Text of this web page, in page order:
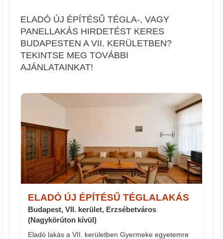
ELADÓ ÚJ ÉPÍTÉSŰ TÉGLA-, VAGY
PANELLAKÁS HIRDETÉST KERES
BUDAPESTEN A VII. KERÜLETBEN?
TEKINTSE MEG TOVÁBBI
AJÁNLATAINKAT!
ELADÓ ÚJ ÉPÍTÉSŰ TÉGLALAKÁS
Budapest, VII. kerület, Erzsébetváros
(Nagykörúton kívül)
Eladó lakás a VII. kerületben Gyermeke egyetemre